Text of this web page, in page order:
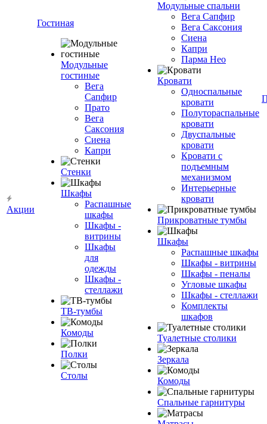
Акции
Гостиная
Модульные
гостиные
Вега
Сапфир
Прато
Вега
Саксония
Сиена
Капри
Стенки
Шкафы
Распашные
шкафы
Шкафы -
витрины
Шкафы
для
одежды
Шкафы -
стеллажи
ТВ-тумбы
Комоды
Полки
Столы
Модульные спальни
Вега Сапфир
Вега Саксония
Сиена
Капри
Парма Нео
Кровати
Односпальные
кровати
Полутораспальные
кровати
Двуспальные
кровати
Кровати с
подъемным
механизмом
Интерьерные
кровати
Прикроватные тумбы
Шкафы
Распашные шкафы
Шкафы - витрины
Шкафы - пеналы
Угловые шкафы
Шкафы - стеллажи
Комплекты
шкафов
Туалетные столики
Зеркала
Комоды
Спальные гарнитуры